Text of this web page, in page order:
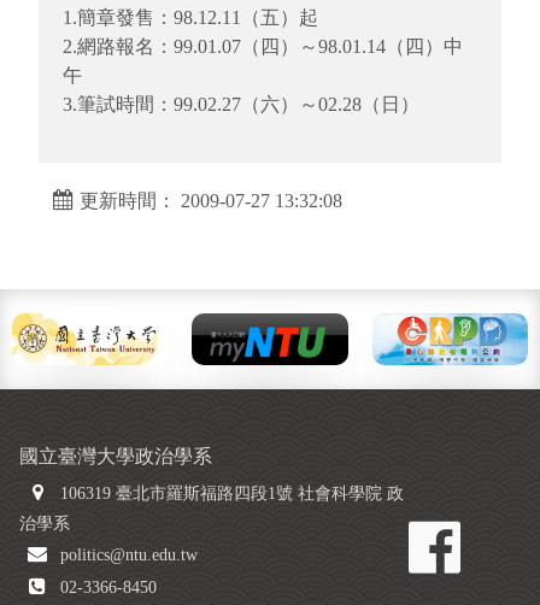
1.簡章發售：98.12.11（五）起
2.網路報名：99.01.07（四）～98.01.14（四）中
午
3.筆試時間：99.02.27（六）～02.28（日）
更新時間： 2009-07-27 13:32:08
國立臺灣大學政治學系
106319 臺北市羅斯福路四段1號 社會科學院 政
治學系
politics@ntu.edu.tw
02-3366-8450